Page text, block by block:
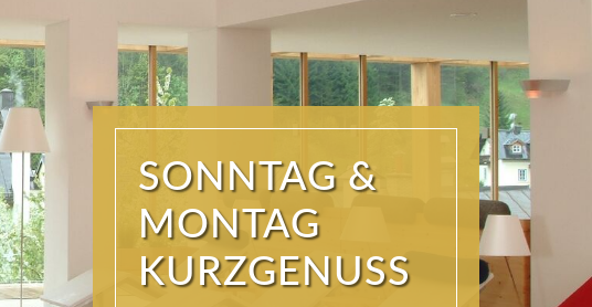
SONNTAG &
MONTAG
KURZGENUSS